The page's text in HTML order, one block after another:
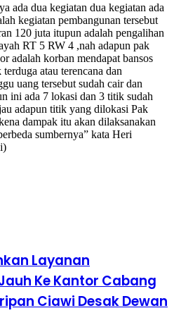
ada dua kegiatan dua kegiatan ada
kegiatan pembangunan tersebut
120 juta itupun adalah pengalihan
RT 5 RW 4 ,nah adapun pak
adalah korban mendapat bansos
atau terencana dan
uang tersebut sudah cair dan
ini ada 7 lokasi dan 3 titik sudah
adapun titik yang dilokasi Pak
dampak itu akan dilaksanakan
sumbernya” kata Heri
Layanan
Ke Kantor Cabang
Ciawi Desak Dewan